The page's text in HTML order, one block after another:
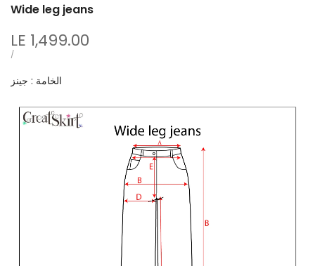
Wide leg jeans
Sale
price
LE 1,499.00
UNIT
/PER
الخامة : جينز